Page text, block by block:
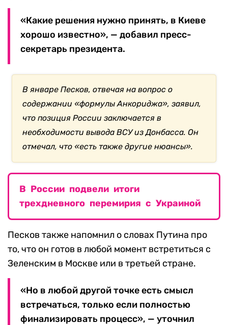
«Какие решения нужно принять, в Киеве
хорошо известно», — добавил пресс-
секретарь президента.
В январе Песков, отвечая на вопрос о
содержании «формулы Анкориджа», заявил,
что позиция России заключается в
необходимости вывода ВСУ из Донбасса. Он
отмечал, что «есть также другие нюансы».
В России подвели итоги
трехдневного перемирия с Украиной
Песков также напомнил о словах Путина про
то, что он готов в любой момент встретиться с
Зеленским в Москве или в третьей стране.
«Но в любой другой точке есть смысл
встречаться, только если полностью
финализировать процесс», — уточнил